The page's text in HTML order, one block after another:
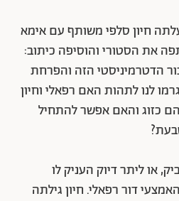
חיון סלפי משותף עם אימא
את הסטורי והוסיפה כיתוב:
הדטרמיניסטי הזה והפרחת
לנו לתהות האם רפאלי וחיון
כזוג והאם אפשר להתחיל
או ליתר דיוק העניק לו
דור רפאלי. חיון גילתה